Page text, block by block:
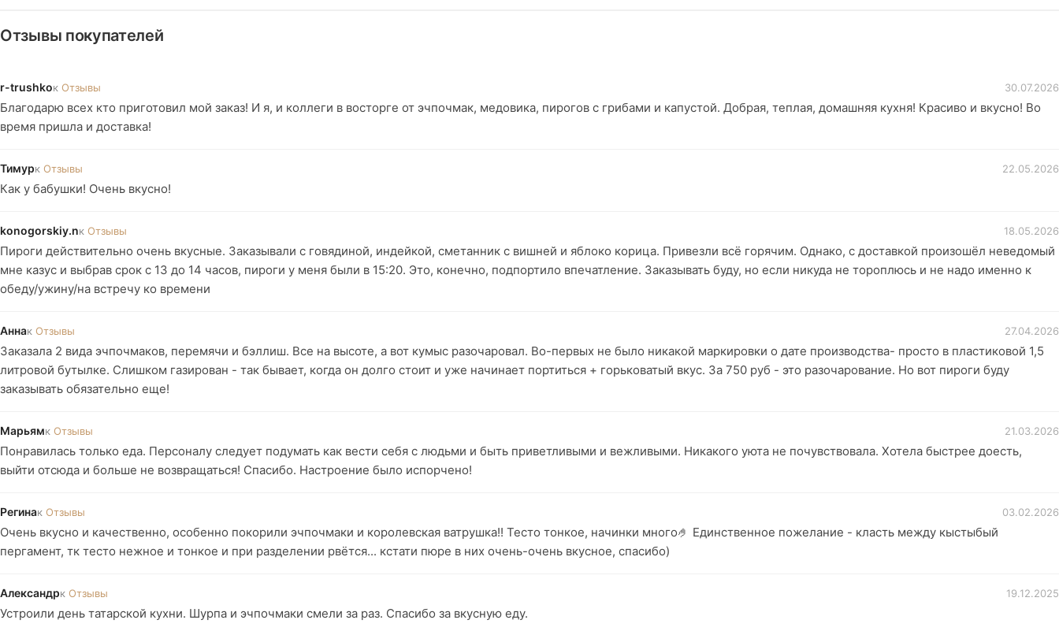
Отзывы покупателей
r-trushkoк Отзывы 30.07.2026
Благодарю всех кто приготовил мой заказ! И я, и коллеги в восторге от эчпочмак, медовика, пирогов с грибами и капустой. Добрая, теплая, домашняя кухня! Красиво и вкусно! Во
время пришла и доставка!
Тимурк Отзывы 22.05.2026
Как у бабушки! Очень вкусно!
konogorskiy.nк Отзывы 18.05.2026
Пироги действительно очень вкусные. Заказывали с говядиной, индейкой, сметанник с вишней и яблоко корица. Привезли всё горячим. Однако, с доставкой произошёл неведомый
мне казус и выбрав срок с 13 до 14 часов, пироги у меня были в 15:20. Это, конечно, подпортило впечатление. Заказывать буду, но если никуда не тороплюсь и не надо именно к
обеду/ужину/на встречу ко времени
Аннак Отзывы 27.04.2026
Заказала 2 вида эчпочмаков, перемячи и бэллиш. Все на высоте, а вот кумыс разочаровал. Во-первых не было никакой маркировки о дате производства- просто в пластиковой 1,5
литровой бутылке. Слишком газирован - так бывает, когда он долго стоит и уже начинает портиться + горьковатый вкус. За 750 руб - это разочарование. Но вот пироги буду
заказывать обязательно еще!
Марьямк Отзывы 21.03.2026
Понравилась только еда. Персоналу следует подумать как вести себя с людьми и быть приветливыми и вежливыми. Никакого уюта не почувствовала. Хотела быстрее доесть,
выйти отсюда и больше не возвращаться! Спасибо. Настроение было испорчено!
Регинак Отзывы 03.02.2026
Очень вкусно и качественно, особенно покорили эчпочмаки и королевская ватрушка!! Тесто тонкое, начинки много🤌 Единственное пожелание - класть между кыстыбый
пергамент, тк тесто нежное и тонкое и при разделении рвётся... кстати пюре в них очень-очень вкусное, спасибо)
Александрк Отзывы 19.12.2025
Устроили день татарской кухни. Шурпа и эчпочмаки смели за раз. Спасибо за вкусную еду.